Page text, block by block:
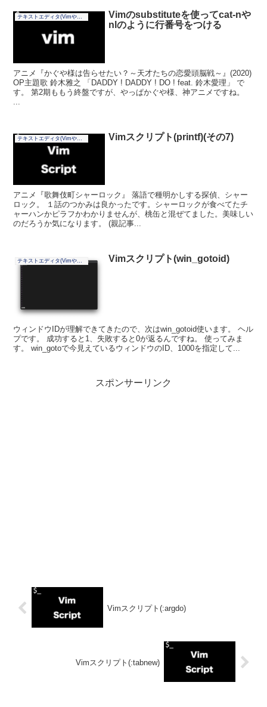
テキストエディタ(Vimやその他)
Vimのsubstituteを使ってcat-nや
nlのように行番号をつける
アニメ『かぐや様は告らせたい？～天才たちの恋愛頭脳戦～』(2020)
OP主題歌 鈴木雅之 「DADDY ! DADDY ! DO ! feat. 鈴木愛理」 で
す。 第2期ももう終盤ですが、やっぱかぐや様、神アニメですね。
テキストエディタ(Vimやその他) Vimスクリプト(printf)(その7)
アニメ『歌舞伎町シャーロック』 落語で種明かしする探偵、シャー
ロック。 １話のつかみは良かったです。シャーロックが食べてたチ
ャーハンかピラフかわかりませんが、桃缶と混ぜてました。美味しい
のだろうか気になります。 (親記事...
テキストエディタ(Vimやその他) Vimスクリプト(win_gotoid)
ウィンドウIDが理解できてきたので、次はwin_gotoid使います。 ヘル
プです。 成功すると1、失敗すると0が返るんですね。 使ってみま
す。 win_gotoで今見えているウィンドウのID、1000を指定して...
スポンサーリンク
Vimスクリプト(:argdo)
Vimスクリプト(:tabnew)